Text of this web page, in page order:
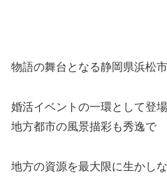
物語の舞台となる静岡県浜松市
婚活イベントの一環として登
地方都市の風景描彩も秀逸で
地方の資源を最大限に生かし